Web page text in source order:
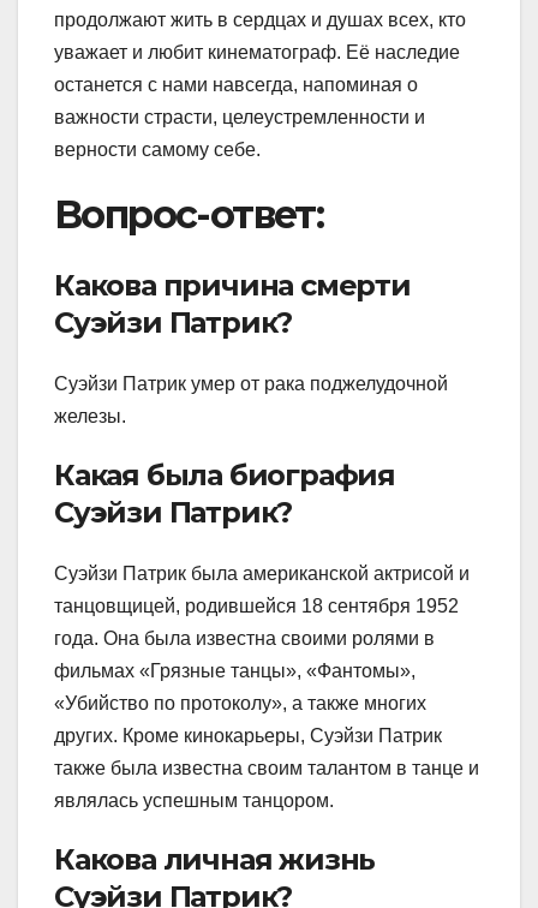
продолжают жить в сердцах и душах всех, кто
уважает и любит кинематограф. Её наследие
останется с нами навсегда, напоминая о
важности страсти, целеустремленности и
верности самому себе.
Вопрос-ответ:
Какова причина смерти
Суэйзи Патрик?
Суэйзи Патрик умер от рака поджелудочной
железы.
Какая была биография
Суэйзи Патрик?
Суэйзи Патрик была американской актрисой и
танцовщицей, родившейся 18 сентября 1952
года. Она была известна своими ролями в
фильмах «Грязные танцы», «Фантомы»,
«Убийство по протоколу», а также многих
других. Кроме кинокарьеры, Суэйзи Патрик
также была известна своим талантом в танце и
являлась успешным танцором.
Какова личная жизнь
Суэйзи Патрик?